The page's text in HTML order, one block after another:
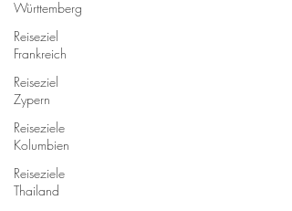
Württemberg
Reiseziel
Frankreich
Reiseziel
Zypern
Reiseziele
Kolumbien
Reiseziele
Thailand